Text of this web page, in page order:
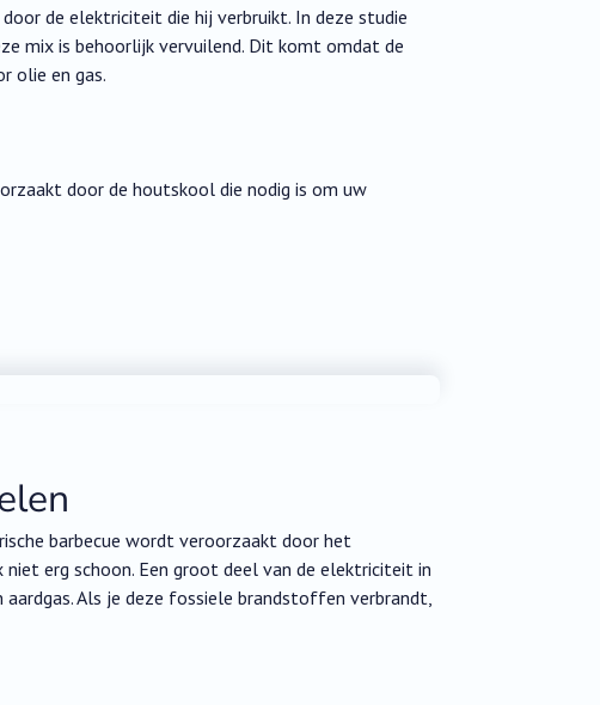
de elektriciteit die hij verbruikt. In deze studie
mix is behoorlijk vervuilend. Dit komt omdat de
olie en gas.
door de houtskool die nodig is om uw
barbecue wordt veroorzaakt door het
erg schoon. Een groot deel van de elektriciteit in
Als je deze fossiele brandstoffen verbrandt,